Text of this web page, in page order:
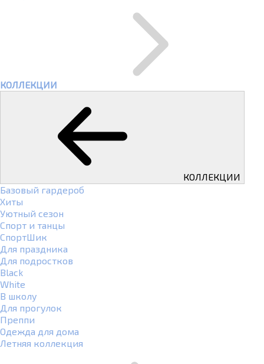
КОЛЛЕКЦИИ
КОЛЛЕКЦИИ
Базовый гардероб
Хиты
Уютный сезон
Спорт и танцы
СпортШик
Для праздника
Для подростков
Black
White
В школу
Для прогулок
Преппи
Одежда для дома
Летняя коллекция